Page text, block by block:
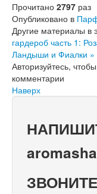
Прочитано 2797 раз
Опубликовано в
Другие материалы в
гардероб часть 1:
Ландыши и Фиалки »
Авторизуйтесь,
комментарии
Наверх